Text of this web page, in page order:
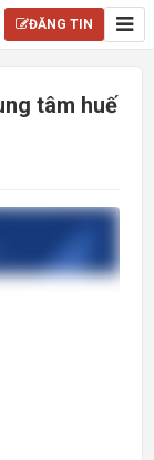
ĐĂNG TIN
tâm huế